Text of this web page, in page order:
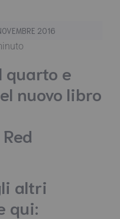
2016
quarto e
nuovo libro
altri
qui: